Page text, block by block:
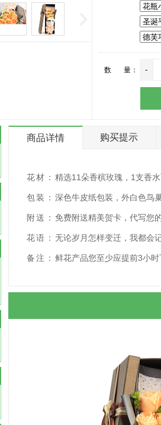
数 量：
商品详情 购买提示
花材： 精选11朵香槟玫瑰，1支香
包装： 深色牛皮纸包装，外白色鸟
附送： 免费附送精美贺卡，代写您
花语： 无论岁月怎样变迁，我都会
备注： 鲜花产品您至少应提前3小